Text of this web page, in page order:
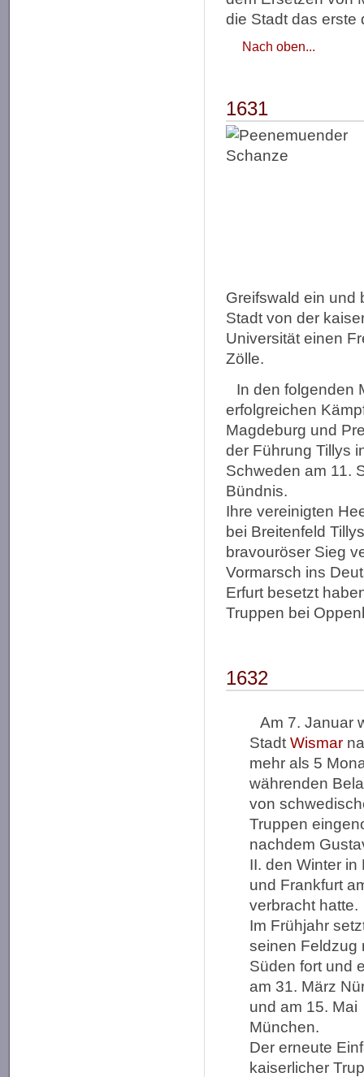
die Stadt das erste
Nach oben...
1631
Greifswald ein und
Stadt von der
Universität einen
Zölle.
In den folgenden
erfolgreichen
Magdeburg und
der Führung Tillys
Schweden am 11.
Bündnis.
Ihre vereinigten
bei Breitenfeld
bravouröser Sieg
Vormarsch ins
Erfurt besetzt
Truppen bei
1632
Am 7. Januar
StadtWismar
mehr als 5
währenden
von
Truppen
nachdem
II. den Winter in
und Frankfurt
verbracht hatte.
Im Frühjahr
seinen Feldzug
Süden fort und
am 31. März
und am 15. Mai
München.
Der erneute
kaiserlicher